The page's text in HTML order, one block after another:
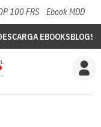
100 FRS Ebook MDD
EBOOKSBLOGS